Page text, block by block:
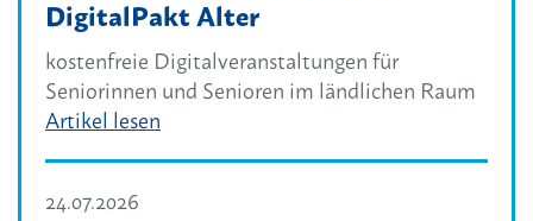
DigitalPakt Alter
kostenfreie Digitalveranstaltungen für
Seniorinnen und Senioren im ländlichen Raum
Artikel lesen
24.07.2026